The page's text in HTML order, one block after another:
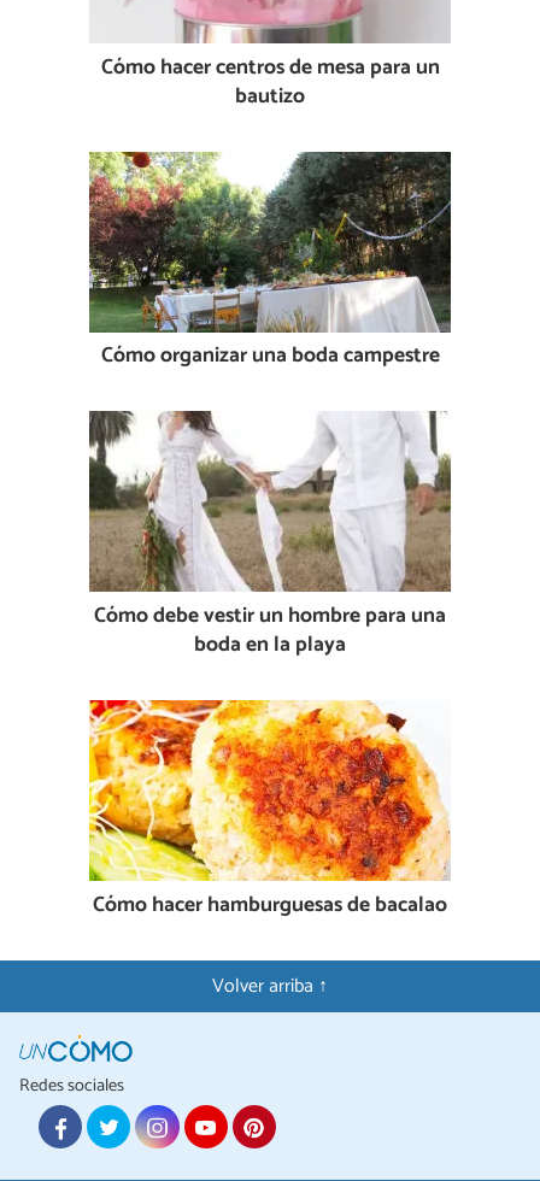
Cómo hacer centros de mesa para un
bautizo
Cómo organizar una boda campestre
Cómo debe vestir un hombre para una
boda en la playa
Cómo hacer hamburguesas de bacalao
Volver arriba ↑
Redes sociales